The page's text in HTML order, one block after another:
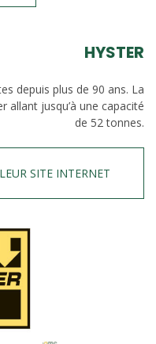
HYSTER
depuis plus de 90 ans. La
allant jusqu’à une capacité
de 52 tonnes.
SITE INTERNET